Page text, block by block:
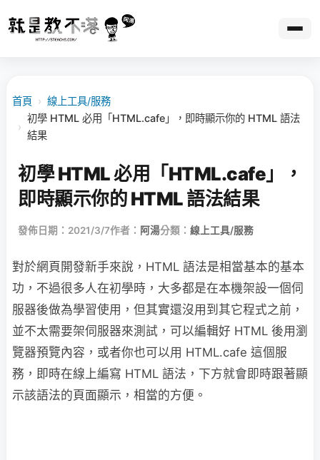
首頁 › 線上工具/服務
›
初學 HTML 必用「HTML.cafe」，即時顯示你的 HTML 語法
結果
初學 HTML 必用「HTML.cafe」，
即時顯示你的 HTML 語法結果
發佈日期：2021/3/7作者： 阿湯分類： 線上工具/服務
對於網頁開發新手來說，HTML 語法是相當基本的基本
功，不過很多人在初學時，大多都是在本機架設一個伺
服器後做為學習使用，但其實還沒用到其它程式之前，
並不太需要架伺服器來測試，可以編輯好 HTML 後用瀏
覽器預覽內容，或者你也可以用 HTML.cafe 這個服
務，即時在線上編寫 HTML 語法，下方就會即時跟著顯
示該語法的頁面顯示，相當的方便。